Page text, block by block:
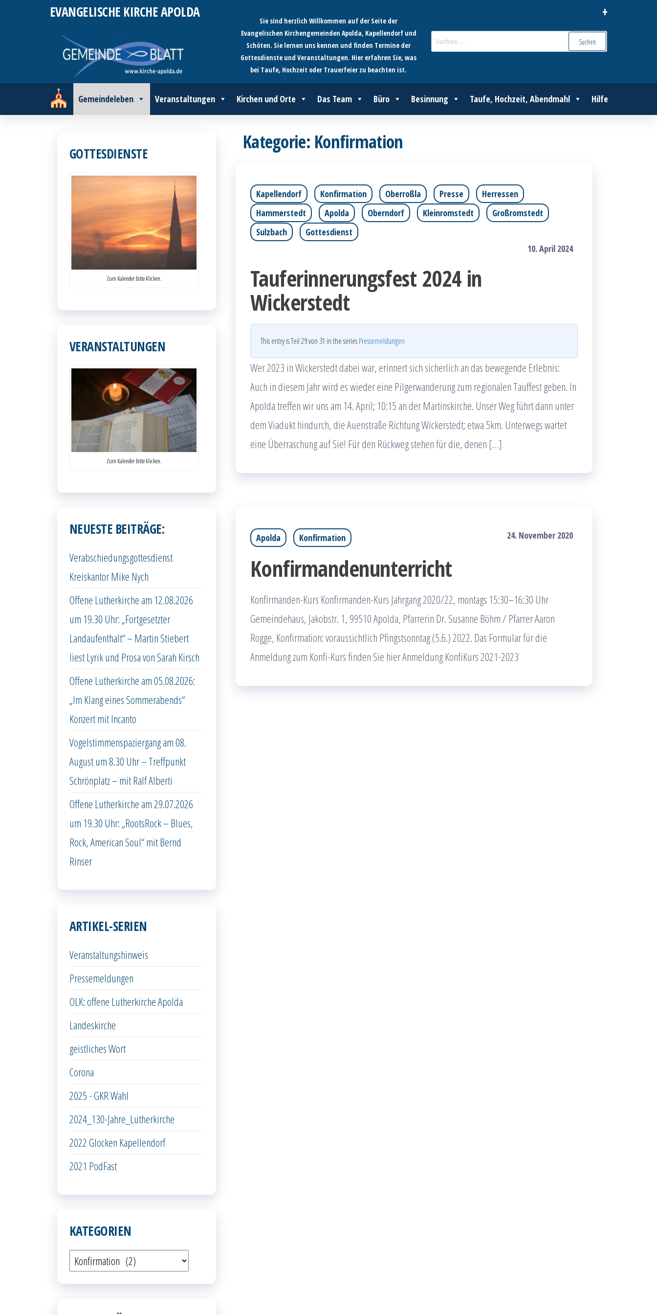
EVANGELISCHE KIRCHE APOLDA
Sie sind herzlich Willkommen auf der Seite der
Evangelischen Kirchengemeinden Apolda, Kapellendorf und
Schöten. Sie lernen uns kennen und finden Termine der
Gottesdienste und Veranstaltungen. Hier erfahren Sie, was
bei Taufe, Hochzeit oder Trauerfeier zu beachten ist.
+
nach:
Gemeindeleben Veranstaltungen Kirchen und Orte Das Team Büro Besinnung Taufe, Hochzeit, Abendmahl Hilfe
Kategorie: Konfirmation
Kapellendorf Konfirmation Oberroßla Presse
Herressen
Hammerstedt
Apolda Oberndorf Kleinromstedt
Großromstedt
Sulzbach
Gottesdienst
10. April 2024
Tauferinnerungsfest 2024 in
Wickerstedt
This entry is Teil 29 von 31 in the seriesPressemeldungen
Wer 2023 in Wickerstedt dabei war, erinnert sich sicherlich an das bewegende Erlebnis:
Auch in diesem Jahr wird es wieder eine Pilgerwanderung zum regionalen Tauffest geben. In
Apolda treffen wir uns am 14. April; 10:15 an der Martinskirche. Unser Weg führt dann unter
dem Viadukt hindurch, die Auenstraße Richtung Wickerstedt; etwa 5km. Unterwegs wartet
eine Überraschung auf Sie! Für den Rückweg stehen für die, denen […]
Apolda Konfirmation 24. November 2020
Konfirmandenunterricht
Konfirmanden-Kurs Konfirmanden-Kurs Jahrgang 2020/22, montags 15:30–16:30 Uhr
Gemeindehaus, Jakobstr. 1, 99510 Apolda, Pfarrerin Dr. Susanne Böhm / Pfarrer Aaron
Rogge, Konfirmation: voraussichtlich Pfingstsonntag (5.6.) 2022. Das Formular für die
Anmeldung zum Konfi-Kurs finden Sie hier Anmeldung KonfiKurs 2021-2023
GOTTESDIENSTE
Zum Kalender bitte klicken.
VERANSTALTUNGEN
Zum Kalender bitte klicken.
NEUESTE BEITRÄGE:
Verabschiedungsgottesdienst
Kreiskantor Mike Nych
Offene Lutherkirche am 12.08.2026
um 19.30 Uhr: „Fortgesetzter
Landaufenthalt“ – Martin Stiebert
liest Lyrik und Prosa von Sarah Kirsch
Offene Lutherkirche am 05.08.2026:
„Im Klang eines Sommerabends“
Konzert mit Incanto
Vogelstimmenspaziergang am 08.
August um 8.30 Uhr – Treffpunkt
Schrönplatz – mit Ralf Alberti
Offene Lutherkirche am 29.07.2026
um 19.30 Uhr: „RootsRock – Blues,
Rock, American Soul“ mit Bernd
Rinser
ARTIKEL-SERIEN
Veranstaltungshinweis
Pressemeldungen
OLK: offene Lutherkirche Apolda
Landeskirche
geistliches Wort
Corona
2025 - GKR Wahl
2024_130-Jahre_Lutherkirche
2022 Glocken Kapellendorf
2021 PodFast
KATEGORIEN
Kategorien